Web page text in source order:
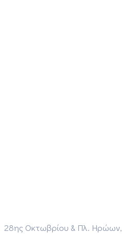
28ης Οκτωβρίου & Πλ. Ηρώων,